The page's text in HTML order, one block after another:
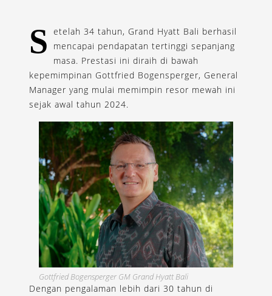
S etelah 34 tahun, Grand Hyatt Bali berhasil
mencapai pendapatan tertinggi sepanjang
masa. Prestasi ini diraih di bawah
kepemimpinan Gottfried Bogensperger, General
Manager yang mulai memimpin resor mewah ini
sejak awal tahun 2024.
Gottfried Bogensperger GM Grand Hyatt Bali
Dengan pengalaman lebih dari 30 tahun di